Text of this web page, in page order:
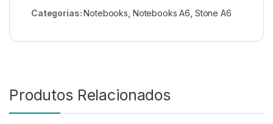
Categorias:Notebooks Notebooks A6 Stone A6
Produtos Relacionados